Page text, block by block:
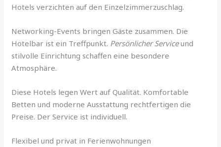
Hotels verzichten auf den Einzelzimmerzuschlag.
Networking-Events bringen Gäste zusammen. Die
Hotelbar ist ein Treffpunkt. Persönlicher Serviceund
stilvolle Einrichtung schaffen eine besondere
Atmosphäre.
Diese Hotels legen Wert auf Qualität. Komfortable
Betten und moderne Ausstattung rechtfertigen die
Preise. Der Service ist individuell.
Flexibel und privat in Ferienwohnungen